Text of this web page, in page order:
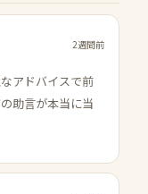
2週間前
アドバイスで前
助言が本当に当